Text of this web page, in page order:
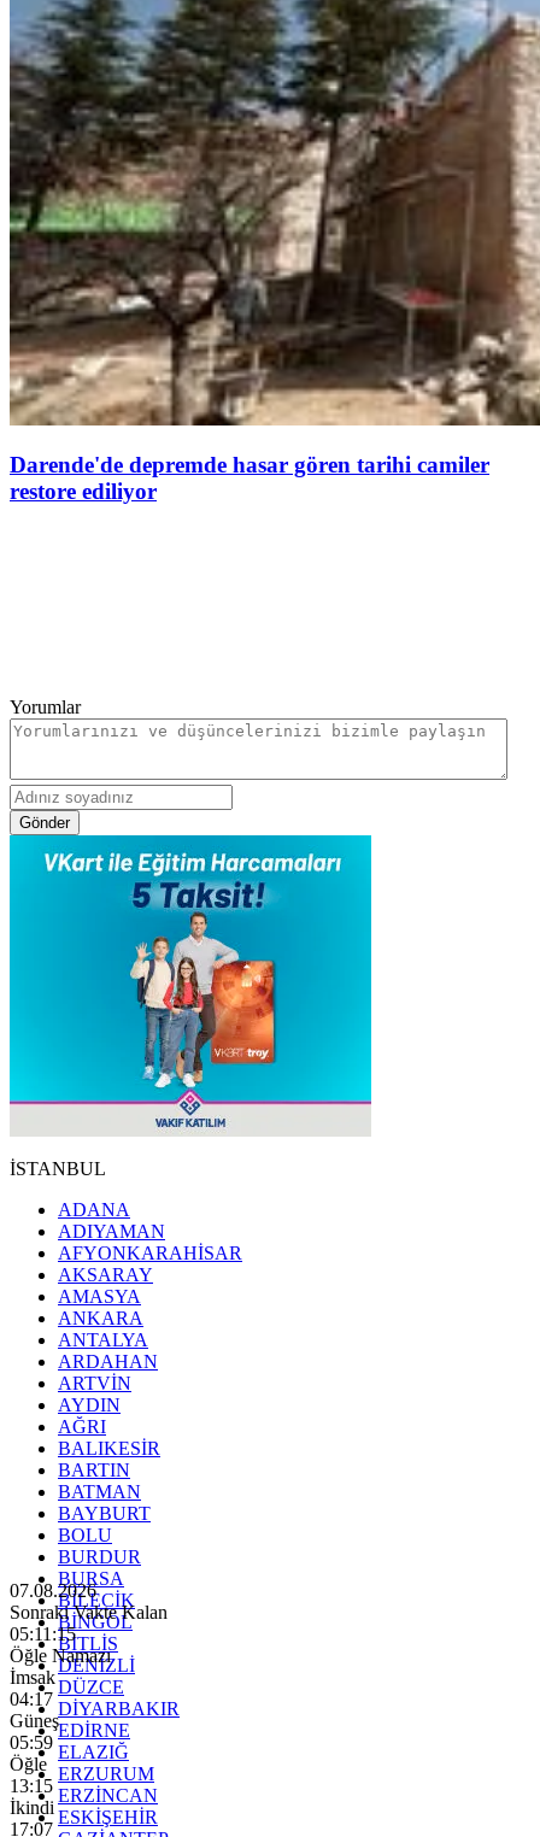
Darende'de depremde hasar gören tarihi camiler
restore ediliyor
Yorumlar
Gönder
İSTANBUL
ADANA
ADIYAMAN
AFYONKARAHİSAR
AKSARAY
AMASYA
ANKARA
ANTALYA
ARDAHAN
ARTVİN
AYDIN
AĞRI
BALIKESİR
BARTIN
BATMAN
BAYBURT
BOLU
BURDUR
BURSA
BİLECİK
BİNGÖL
BİTLİS
DENİZLİ
DÜZCE
DİYARBAKIR
EDİRNE
ELAZIĞ
ERZURUM
ERZİNCAN
ESKİŞEHİR
07.08.2026
Sonraki Vakte Kalan
05:11:13
Öğle Namazı
İmsak
04:17
Güneş
05:59
Öğle
13:15
İkindi
17:07